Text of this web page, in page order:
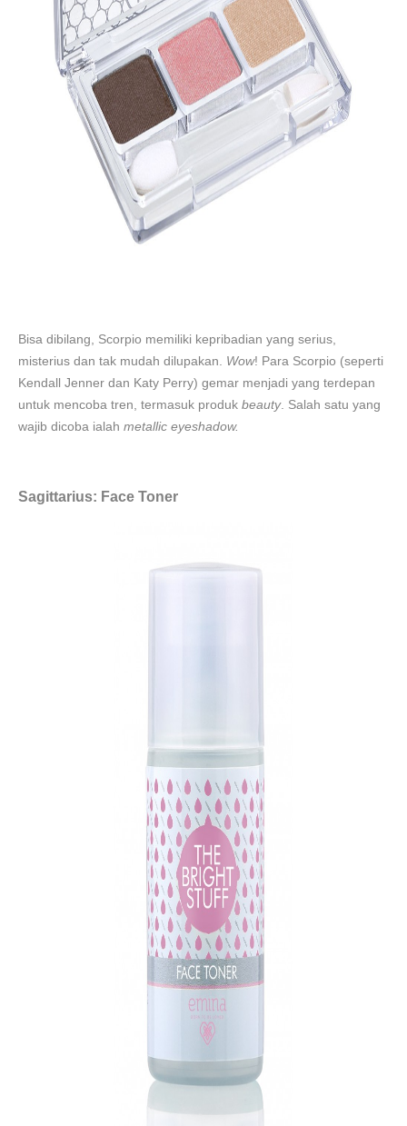
Bisa dibilang, Scorpio memiliki kepribadian yang serius,
misterius dan tak mudah dilupakan. Wow! Para Scorpio (seperti
Kendall Jenner dan Katy Perry) gemar menjadi yang terdepan
untuk mencoba tren, termasuk produk beauty. Salah satu yang
wajib dicoba ialah metallic eyeshadow.
Sagittarius: Face Toner